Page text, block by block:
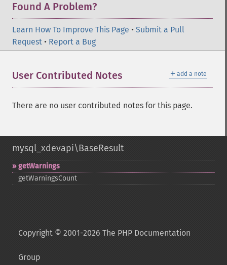
Found A Problem?
Learn How To Improve This Page • Submit a Pull
Request • Report a Bug
＋ add a note
User Contributed Notes
There are no user contributed notes for this page.
mysql_xdevapi\BaseResult
getWarnings
getWarningsCount
Copyright © 2001-2026 The PHP Documentation
Group